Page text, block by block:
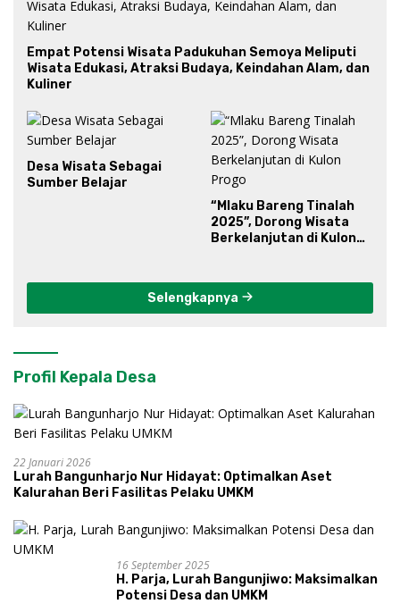
Empat Potensi Wisata Padukuhan Semoya Meliputi
Wisata Edukasi, Atraksi Budaya, Keindahan Alam, dan
Kuliner
Desa Wisata Sebagai
Sumber Belajar
“Mlaku Bareng Tinalah
2025”, Dorong Wisata
Berkelanjutan di Kulon
Selengkapnya
Profil Kepala Desa
22 Januari 2026
Lurah Bangunharjo Nur Hidayat: Optimalkan Aset
Kalurahan Beri Fasilitas Pelaku UMKM
16 September 2025
H. Parja, Lurah Bangunjiwo: Maksimalkan
Potensi Desa dan UMKM